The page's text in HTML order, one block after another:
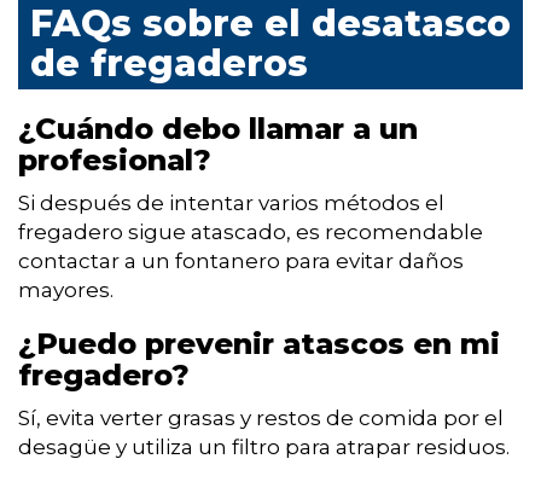
FAQs sobre el desatasco
de fregaderos
¿Cuándo debo llamar a un
profesional?
Si después de intentar varios métodos el
fregadero sigue atascado, es recomendable
contactar a un fontanero para evitar daños
mayores.
¿Puedo prevenir atascos en mi
fregadero?
Sí, evita verter grasas y restos de comida por el
desagüe y utiliza un filtro para atrapar residuos.